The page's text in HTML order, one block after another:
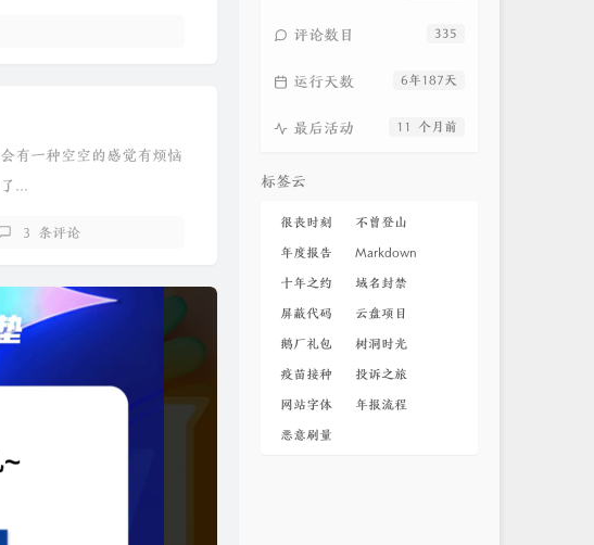
有一种空空的感觉有烦恼
...
3 条评论
335
评论数目
6年187天
运行天数
11 个月前
最后活动
标签云
很丧时刻
不曾登山
年度报告
Markdown
十年之约
域名封禁
屏蔽代码
云盘项目
鹅厂礼包
树洞时光
疫苗接种
投诉之旅
网站字体
年报流程
恶意刷量